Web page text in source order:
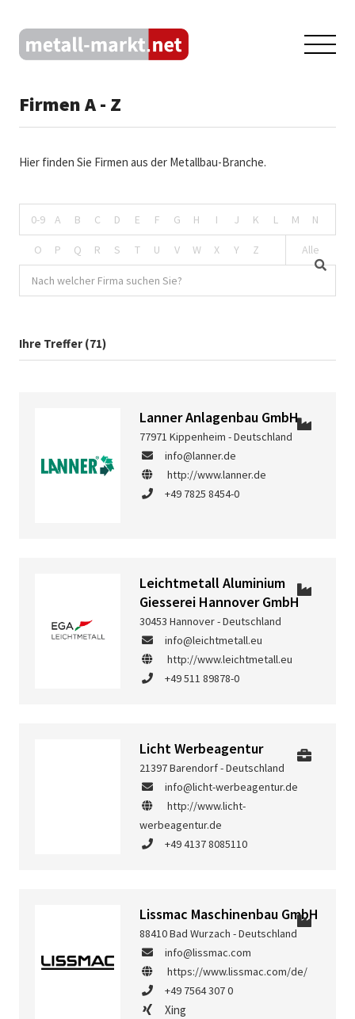
Firmen A - Z
Hier finden Sie Firmen aus der Metallbau-Branche.
0-9 A B C D E F G H I J K L M N
O P Q R S T U V W X Y Z Alle
Ihre Treffer (71)
Lanner Anlagenbau GmbH
77971 Kippenheim - Deutschland
info@lanner.de
http://www.lanner.de
+49 7825 8454-0
Leichtmetall Aluminium
Giesserei Hannover GmbH
30453 Hannover - Deutschland
info@leichtmetall.eu
http://www.leichtmetall.eu
+49 511 89878-0
Licht Werbeagentur
21397 Barendorf - Deutschland
info@licht-werbeagentur.de
http://www.licht-
werbeagentur.de
+49 4137 8085110
Lissmac Maschinenbau GmbH
88410 Bad Wurzach - Deutschland
info@lissmac.com
https://www.lissmac.com/de/
+49 7564 307 0
Xing